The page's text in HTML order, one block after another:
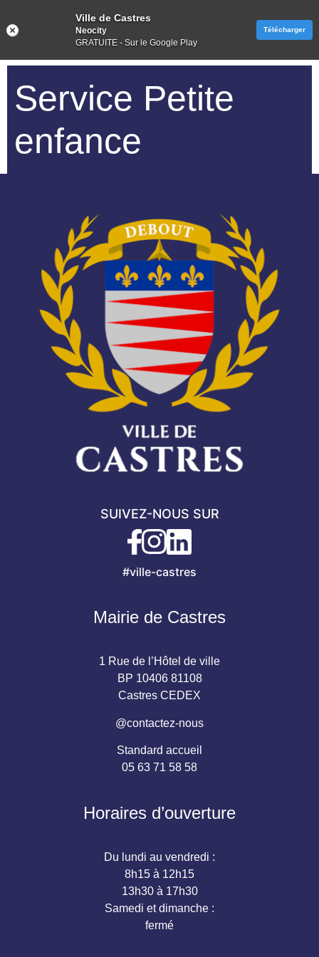
Service Petite
enfance
SUIVEZ-NOUS SUR
#ville-castres
Mairie de Castres
1 Rue de l’Hôtel de ville
BP 10406 81108
Castres CEDEX
@contactez-nous
Standard accueil
05 63 71 58 58
Horaires d’ouverture
Du lundi au vendredi :
8h15 à 12h15
13h30 à 17h30
Samedi et dimanche :
fermé
Ville de Castres
Neocity
GRATUITE - Sur le Google Play
Télécharger